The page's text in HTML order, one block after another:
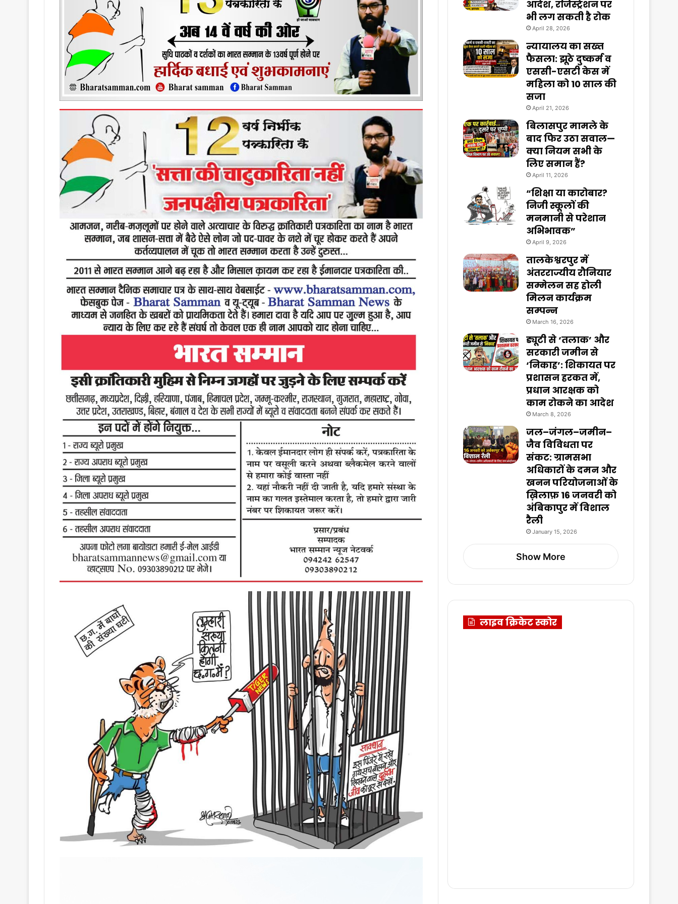
आदेश, रजिस्ट्रेशन पर
भी लग सकती है रोक
April 28, 2026
न्यायालय का सख्त
फैसला: झूठे दुष्कर्म व
एससी-एसटी केस में
महिला को 10 साल की
सजा
April 21, 2026
बिलासपुर मामले के
बाद फिर उठा सवाल—
क्या नियम सभी के
लिए समान हैं?
April 11, 2026
“शिक्षा या कारोबार?
निजी स्कूलों की
मनमानी से परेशान
अभिभावक”
April 9, 2026
तालकेश्वरपुर में
अंतरराज्यीय रौनियार
सम्मेलन सह होली
मिलन कार्यक्रम
सम्पन्न
March 16, 2026
ड्यूटी से ‘तलाक’ और
सरकारी जमीन से
‘निकाह’: शिकायत पर
प्रशासन हरकत में,
प्रधान आरक्षक को
काम रोकने का आदेश
March 8, 2026
जल–जंगल–जमीन–
जैव विविधता पर
संकट: ग्रामसभा
अधिकारों के दमन और
खनन परियोजनाओं के
ख़िलाफ़ 16 जनवरी को
अंबिकापुर में विशाल
रैली
January 15, 2026
Show More
लाइव क्रिकेट स्कोर